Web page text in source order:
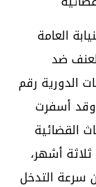
العامة
ضد
الدورية رقم
المؤرخة في 28 يونيو 2018. وقد أسفرت
القضائية
ثلاثة أشهر،
سرعة التدخل